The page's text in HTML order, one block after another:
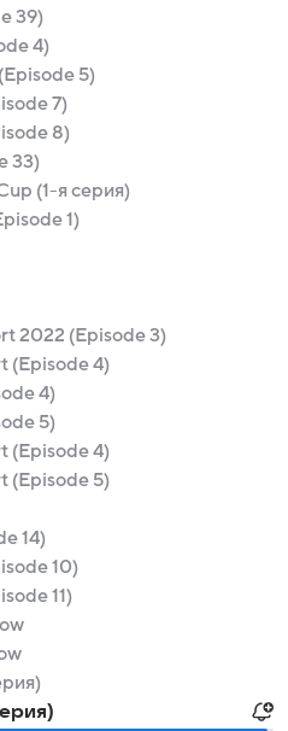
39)
4)
5)
7)
8)
33)
(1-я серия)
1)
2022 (Episode 3)
(Episode 4)
4)
5)
(Episode 4)
(Episode 5)
14)
10)
11)